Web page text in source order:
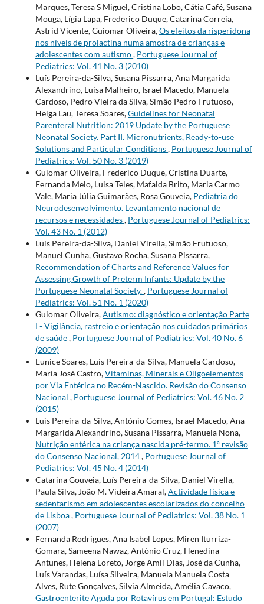
Marques, Teresa S Miguel, Cristina Lobo, Cátia Café, Susana
Mouga, Lígia Lapa, Frederico Duque, Catarina Correia,
Astrid Vicente, Guiomar Oliveira,Os efeitos da risperidona
nos níveis de prolactina numa amostra de crianças e
adolescentes com autismo, Portuguese Journal of
Pediatrics: Vol. 41 No. 3 (2010)
Luís Pereira-da-Silva, Susana Pissarra, Ana Margarida
Alexandrino, Luísa Malheiro, Israel Macedo, Manuela
Cardoso, Pedro Vieira da Silva, Simão Pedro Frutuoso,
Helga Lau, Teresa Soares,Guidelines for Neonatal
Parenteral Nutrition: 2019 Update by the Portuguese
Neonatal Society. Part II. Micronutrients, Ready-to-use
Solutions and Particular Conditions, Portuguese Journal of
Pediatrics: Vol. 50 No. 3 (2019)
Guiomar Oliveira, Frederico Duque, Cristina Duarte,
Fernanda Melo, Luisa Teles, Mafalda Brito, Maria Carmo
Vale, Maria Júlia Guimarães, Rosa Gouveia, Pediatria do
Neurodesenvolvimento. Levantamento nacional de
recursos e necessidades, Portuguese Journal of Pediatrics:
Vol. 43 No. 1 (2012)
Luís Pereira-da-Silva, Daniel Virella, Simão Frutuoso,
Manuel Cunha, Gustavo Rocha, Susana Pissarra,
Recommendation of Charts and Reference Values for
Assessing Growth of Preterm Infants: Update by the
Portuguese Neonatal Society., Portuguese Journal of
Pediatrics: Vol. 51 No. 1 (2020)
Guiomar Oliveira,Autismo: diagnóstico e orientação Parte
I - Vigilância, rastreio e orientação nos cuidados primários
de saúde, Portuguese Journal of Pediatrics: Vol. 40 No. 6
(2009)
Eunice Soares, Luís Pereira-da-Silva, Manuela Cardoso,
Maria José Castro,Vitaminas, Minerais e Oligoelementos
por Via Entérica no Recém-Nascido. Revisão do Consenso
Nacional , Portuguese Journal of Pediatrics: Vol. 46 No. 2
(2015)
Luis Pereira-da-Silva, António Gomes, Israel Macedo, Ana
Margarida Alexandrino, Susana Pissarra, Manuela Nona,
Nutrição entérica na criança nascida pré-termo. 1ª revisão
do Consenso Nacional, 2014, Portuguese Journal of
Pediatrics: Vol. 45 No. 4 (2014)
Catarina Gouveia, Luís Pereira-da-Silva, Daniel Virella,
Paula Silva, João M. Videira Amaral,Actividade física e
sedentarismo em adolescentes escolarizados do concelho
de Lisboa, Portuguese Journal of Pediatrics: Vol. 38 No. 1
(2007)
Fernanda Rodrigues, Ana Isabel Lopes, Miren Iturriza-
Gomara, Sameena Nawaz, António Cruz, Henedina
Antunes, Helena Loreto, Jorge Amil Dias, José da Cunha,
Luís Varandas, Luísa Silveira, Manuela Manuela Costa
Alves, Rute Gonçalves, Silvia Almeida, Amélia Cavaco,
Gastroenterite Aguda por Rotavírus em Portugal: Estudo